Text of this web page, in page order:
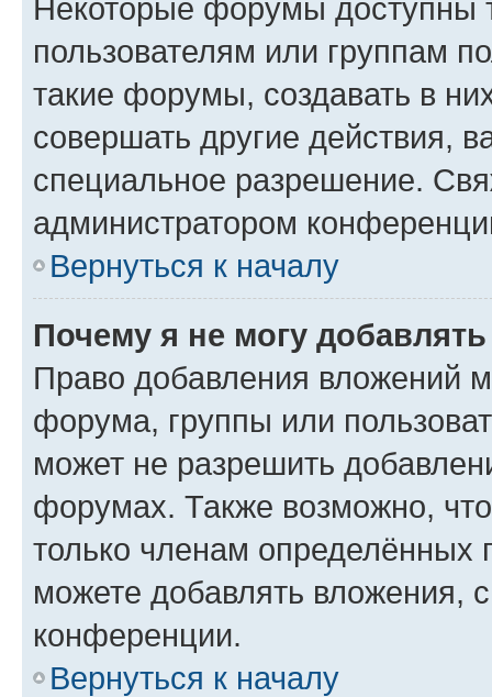
Некоторые форумы доступны
пользователям или группам
такие форумы, создавать в
совершать другие действия,
специальное разрешение.
администратором
Вернуться к началу
Почему я не могу
Право добавления вложений
форума, группы или
может не разрешить
форумах. Также возможно,
только членам определённых
можете добавлять вложения,
конференции.
Вернуться к началу